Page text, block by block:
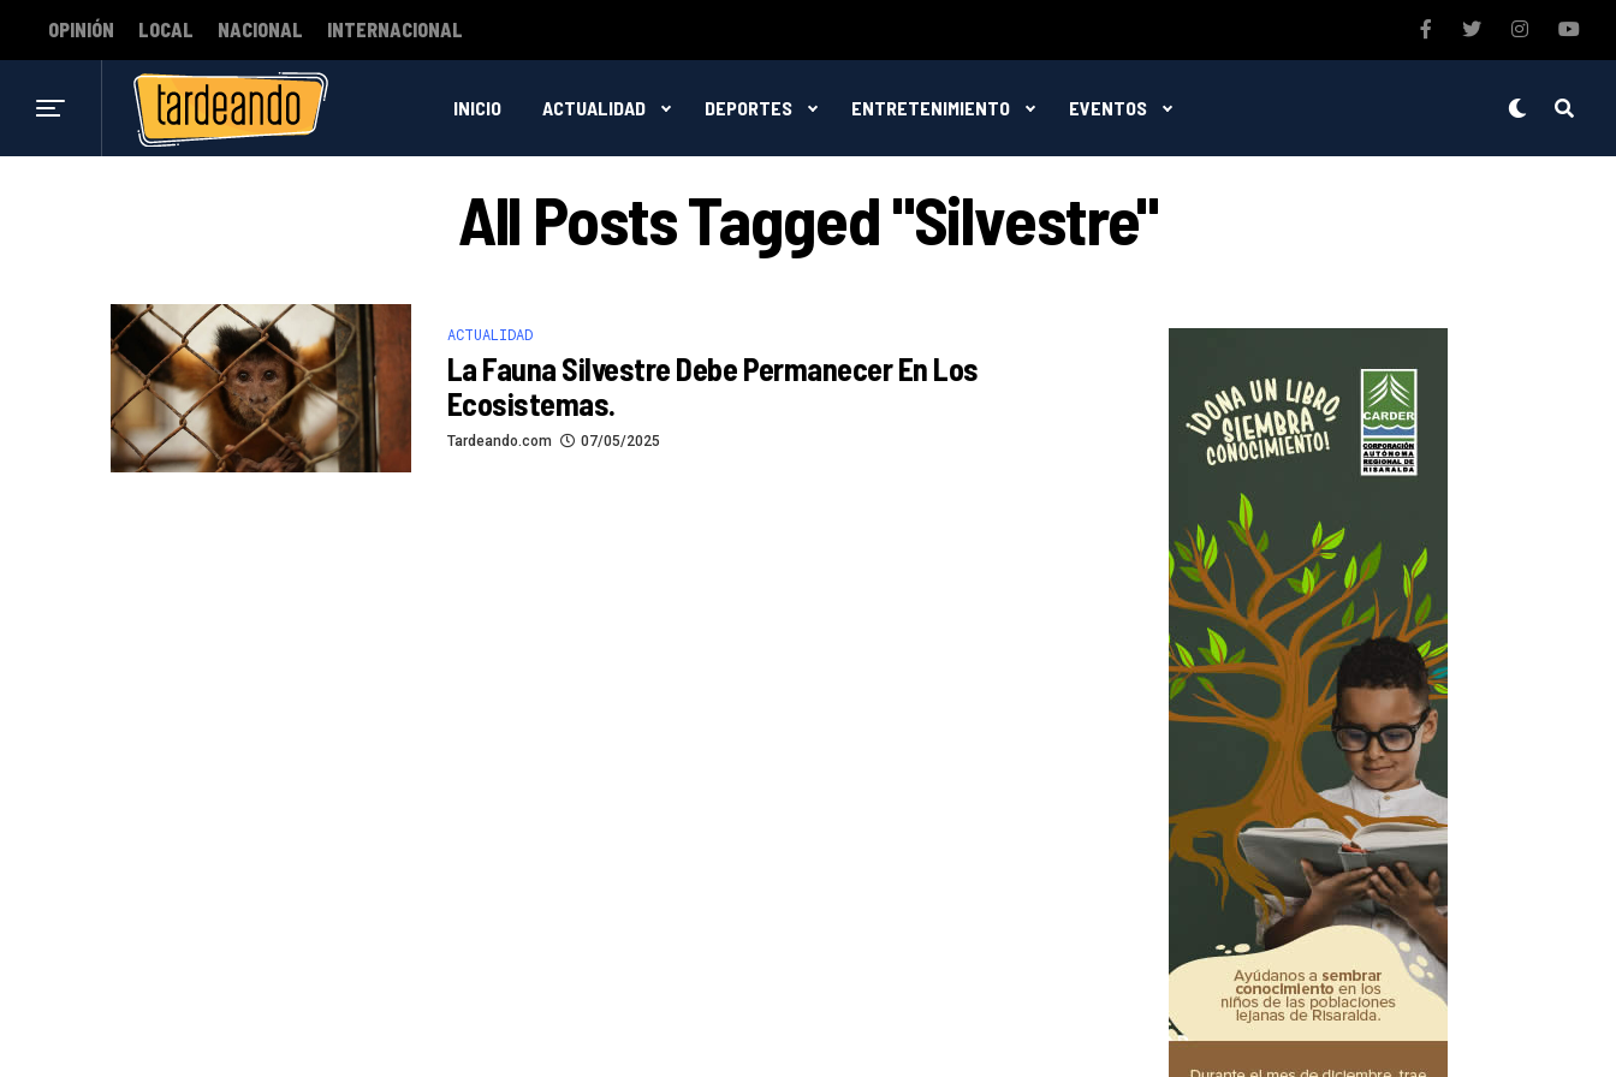
OPINIÓN LOCAL NACIONAL INTERNACIONAL
INICIO ACTUALIDAD DEPORTES ENTRETENIMIENTO EVENTOS
All Posts Tagged "Silvestre"
ACTUALIDAD
La Fauna Silvestre Debe Permanecer En Los
Ecosistemas.
Tardeando.com 07/05/2025